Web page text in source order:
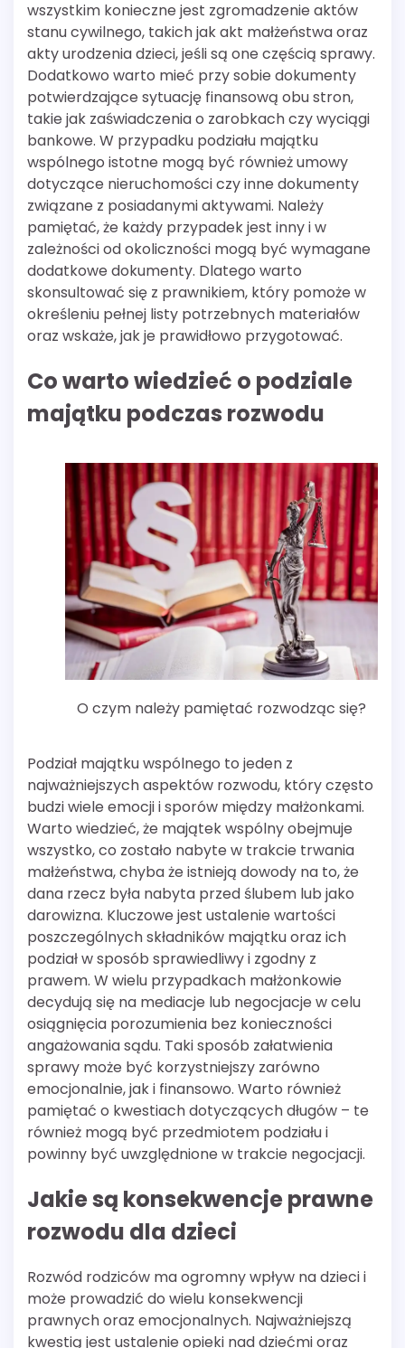
wszystkim konieczne jest zgromadzenie aktów
stanu cywilnego, takich jak akt małżeństwa oraz
akty urodzenia dzieci, jeśli są one częścią sprawy.
Dodatkowo warto mieć przy sobie dokumenty
potwierdzające sytuację finansową obu stron,
takie jak zaświadczenia o zarobkach czy wyciągi
bankowe. W przypadku podziału majątku
wspólnego istotne mogą być również umowy
dotyczące nieruchomości czy inne dokumenty
związane z posiadanymi aktywami. Należy
pamiętać, że każdy przypadek jest inny i w
zależności od okoliczności mogą być wymagane
dodatkowe dokumenty. Dlatego warto
skonsultować się z prawnikiem, który pomoże w
określeniu pełnej listy potrzebnych materiałów
oraz wskaże, jak je prawidłowo przygotować.
Co warto wiedzieć o podziale
majątku podczas rozwodu
O czym należy pamiętać rozwodząc się?
Podział majątku wspólnego to jeden z
najważniejszych aspektów rozwodu, który często
budzi wiele emocji i sporów między małżonkami.
Warto wiedzieć, że majątek wspólny obejmuje
wszystko, co zostało nabyte w trakcie trwania
małżeństwa, chyba że istnieją dowody na to, że
dana rzecz była nabyta przed ślubem lub jako
darowizna. Kluczowe jest ustalenie wartości
poszczególnych składników majątku oraz ich
podział w sposób sprawiedliwy i zgodny z
prawem. W wielu przypadkach małżonkowie
decydują się na mediacje lub negocjacje w celu
osiągnięcia porozumienia bez konieczności
angażowania sądu. Taki sposób załatwienia
sprawy może być korzystniejszy zarówno
emocjonalnie, jak i finansowo. Warto również
pamiętać o kwestiach dotyczących długów – te
również mogą być przedmiotem podziału i
powinny być uwzględnione w trakcie negocjacji.
Jakie są konsekwencje prawne
rozwodu dla dzieci
Rozwód rodziców ma ogromny wpływ na dzieci i
może prowadzić do wielu konsekwencji
prawnych oraz emocjonalnych. Najważniejszą
kwestią jest ustalenie opieki nad dziećmi oraz